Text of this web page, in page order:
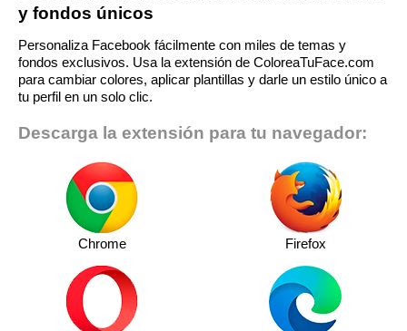
y fondos únicos
Personaliza Facebook fácilmente con miles de temas y
fondos exclusivos. Usa la extensión de ColoreaTuFace.com
para cambiar colores, aplicar plantillas y darle un estilo único a
tu perfil en un solo clic.
Descarga la extensión para tu navegador:
Chrome Firefox